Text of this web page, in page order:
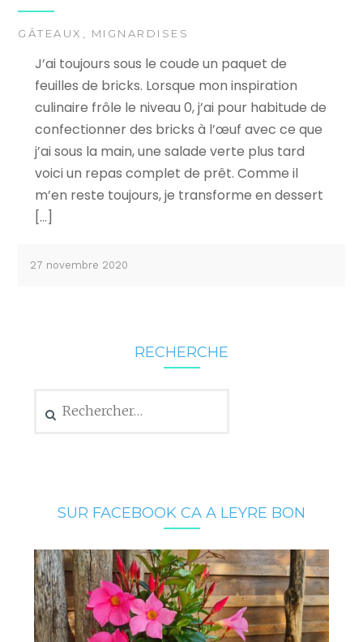
GÂTEAUX , MIGNARDISES
J’ai toujours sous le coude un paquet de
feuilles de bricks. Lorsque mon inspiration
culinaire frôle le niveau 0, j’ai pour habitude de
confectionner des bricks à l’œuf avec ce que
j’ai sous la main, une salade verte plus tard
voici un repas complet de prêt. Comme il
m’en reste toujours, je transforme en dessert
[…]
27 novembre 2020
RECHERCHE
SUR FACEBOOK CA A LEYRE BON